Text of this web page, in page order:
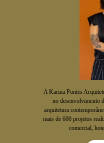
A Karina Pontes
no desenvolvimento
arquitetura
mais de 600 projetos
comercial,